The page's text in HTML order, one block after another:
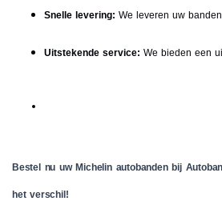
Snelle levering: We leveren uw
Uitstekende service: We bieden een
Bestel nu uw Michelin autobanden bij
het verschil!